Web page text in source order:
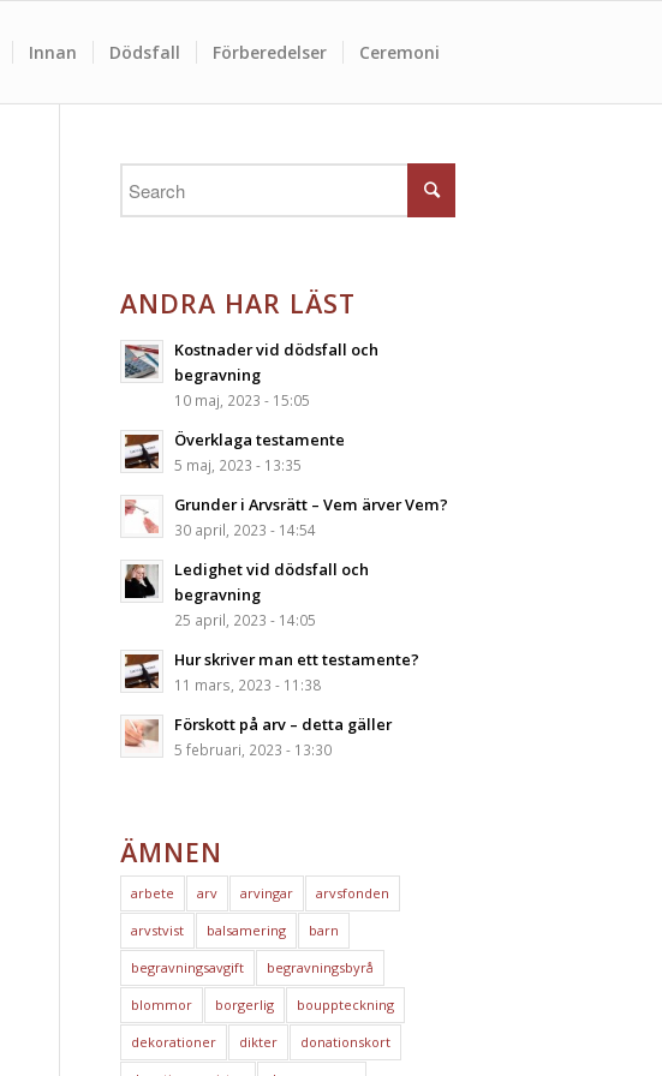
Innan Dödsfall Förberedelser Ceremoni
ANDRA HAR LÄST
Kostnader vid dödsfall och
begravning
10 maj, 2023 - 15:05
Överklaga testamente
5 maj, 2023 - 13:35
Grunder i Arvsrätt – Vem ärver Vem?
30 april, 2023 - 14:54
Ledighet vid dödsfall och
begravning
25 april, 2023 - 14:05
Hur skriver man ett testamente?
11 mars, 2023 - 11:38
Förskott på arv – detta gäller
5 februari, 2023 - 13:30
ÄMNEN
arbete arv arvingar arvsfonden
arvstvist balsamering barn
begravningsavgift begravningsbyrå
blommor borgerlig bouppteckning
dekorationer dikter donationskort